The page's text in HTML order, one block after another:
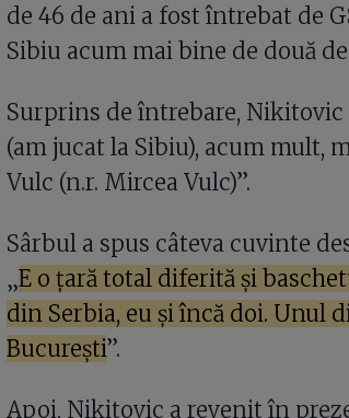
de 46 de ani a fost întrebat de
Sibiu acum mai bine de două
Surprins de întrebare, Nikitovic
(am jucat la Sibiu), acum mult,
Vulc (n.r. Mircea Vulc)”.
Sârbul a spus câteva cuvinte
„E o țară total diferită și
din Serbia, eu și încă doi. Unul
București”.
Apoi, Nikitovic a revenit în